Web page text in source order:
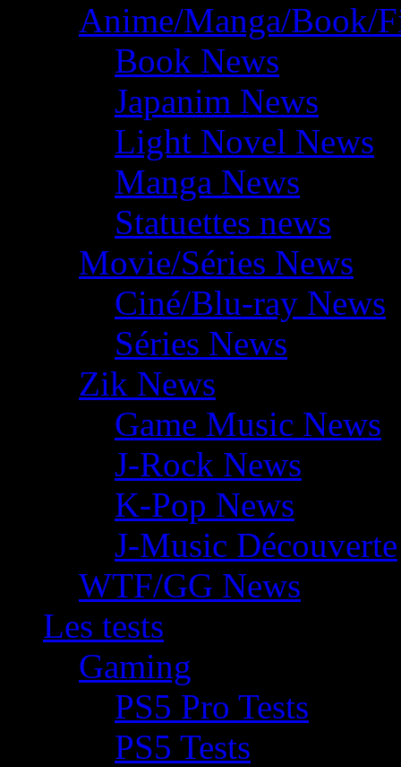
Anime/Manga/Book/
Book News
Japanim News
Light Novel News
Manga News
Statuettes news
Movie/Séries News
Ciné/Blu-ray News
Séries News
Zik News
Game Music News
J-Rock News
K-Pop News
J-Music Découverte
WTF/GG News
Les tests
Gaming
PS5 Pro Tests
PS5 Tests